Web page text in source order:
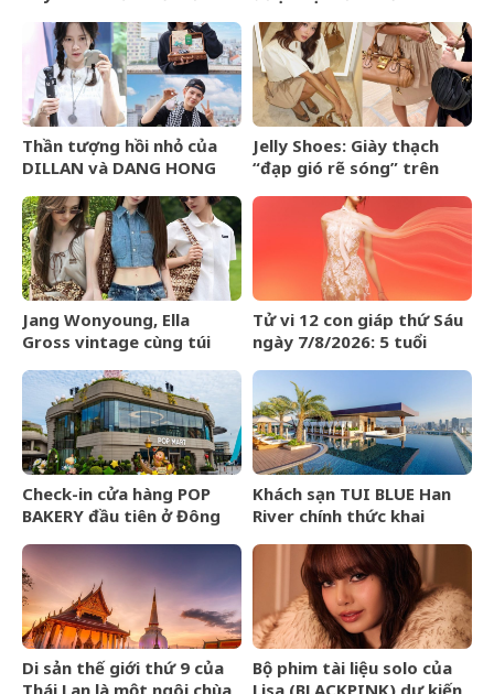
Thần tượng hồi nhỏ của
DILLAN và DANG HONG
Jelly Shoes: Giày thạch
“đạp gió rẽ sóng” trên
2/2026
Jang Wonyoung, Ella
Gross vintage cùng túi
Tử vi 12 con giáp thứ Sáu
ngày 7/8/2026: 5 tuổi
Check-in cửa hàng POP
BAKERY đầu tiên ở Đông
Khách sạn TUI BLUE Han
River chính thức khai
Di sản thế giới thứ 9 của
Thái Lan là một ngôi chùa
Bộ phim tài liệu solo của
Lisa (BLACKPINK) dự kiến